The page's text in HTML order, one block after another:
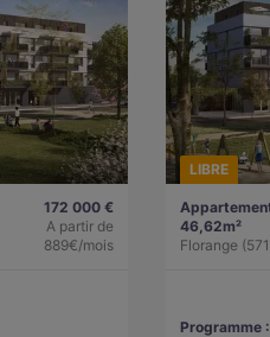
172 000 €
A partir de
889€/mois
LIBRE
46,62m²
Florange
Programme :